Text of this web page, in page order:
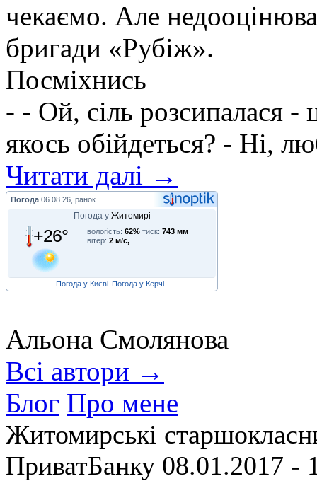
чекаємо. Але
бригади «Рубіж».
Посміхнись
- - Ой, сіль розсипалася
якось обійдеться? - Ні,
Читати далі →
Погода 06.08.26, ранок
Погода у Житомирі
+26° вологість: 62% тиск: 743 мм
вітер: 2 м/с,
Погода у Києві Погода у Керчі
Альона Смолянова
Всі автори →
Блог Про мене
Житомирські
ПриватБанку 08.01.2017 -